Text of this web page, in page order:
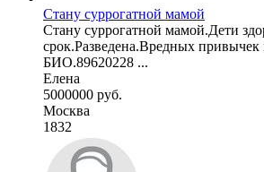
Стану суррогатной мамой
Стану суррогатной мамой.Дети
срок.Разведена.Вредных
БИО.89620228 ...
Елена
5000000 руб.
Москва
1832